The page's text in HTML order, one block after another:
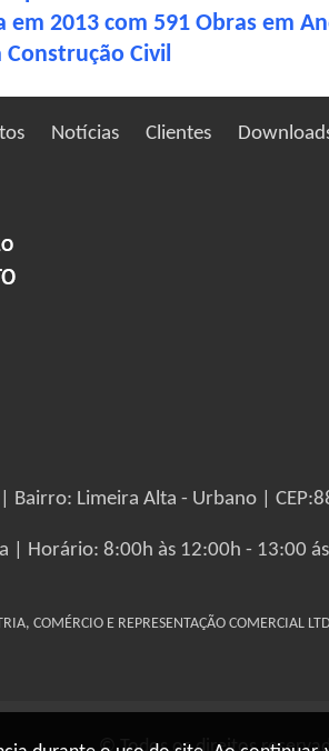
em 2013 com 591 Obras em
Civil
Notícias Clientes
Bairro: Limeira Alta - Urbano |
| Horário: 8:00h às 12:00h - 13:00
COMÉRCIO E REPRESENTAÇÃO COMERCIAL